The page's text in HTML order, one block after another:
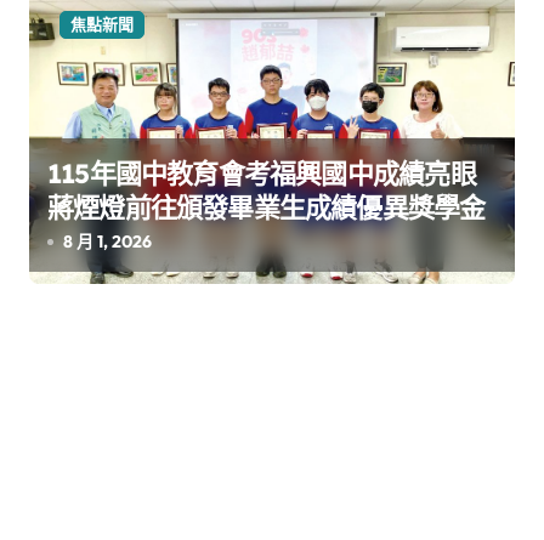
焦點新聞
115年國中教育會考福興國中成績亮眼
蔣煙燈前往頒發畢業生成績優異獎學金
8 月 1, 2026